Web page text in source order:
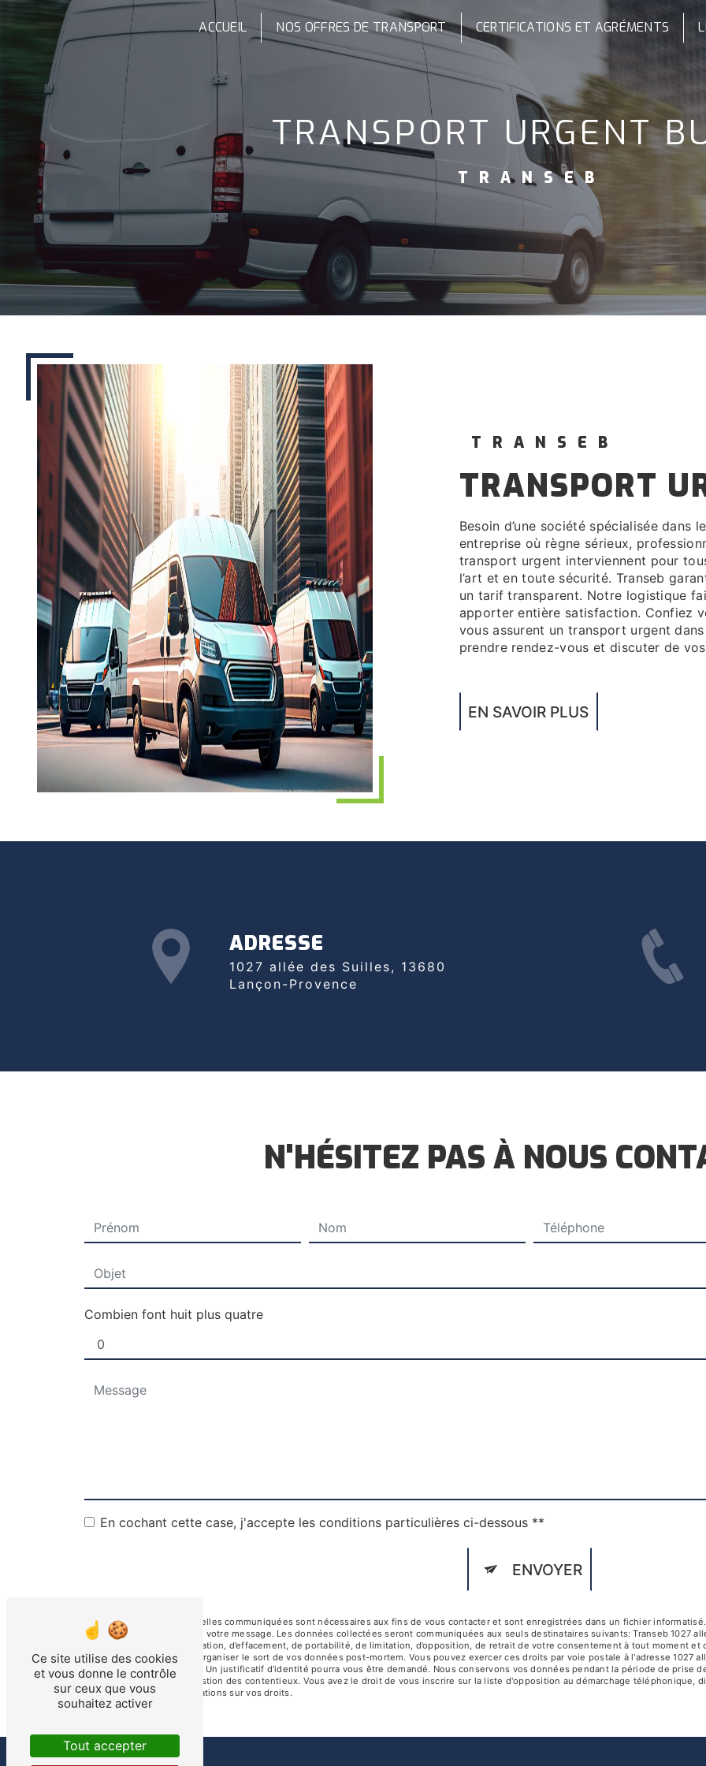
ACCUEIL NOS OFFRES DE TRANSPORT CERTIFICATIONS ET AGRÉMENTS
TRANSPORT URGENT
TRANSEB
TRANSEB
TRANSPORT
Besoin d’une société spécialisée dans le transport urgent à Bugey. Transeb, c’est une
entreprise où règne sérieux,
transport urgent interviennent pour
l’art et en toute sécurité. Transeb
un tarif transparent. Notre logistique
apporter entière satisfaction. Confiez
vous assurent un transport urgent
prendre rendez-vous et discuter de
EN SAVOIR PLUS
ADRESSE
1027 allée des Suilles, 13680
Lançon-Provence
N'HÉSITEZ PAS À NOUS
Combien font huit plus quatre
En cochant cette case, j'accepte les conditions particulières ci-dessous **
ENVOYER
** Les données personnelles communiquées sont nécessaires aux fins de vous contacter et sont enregistrées dans un fichier
le seul but de répondre à votre message. Les données collectées seront communiquées aux seuls destinataires suivants: Transeb 1027
droits d’accès, de rectification, d’effacement, de portabilité, de limitation, d’opposition, de retrait de votre consentement à tout moment
de contrôle, ainsi que d’organiser le sort de vos données post-mortem. Vous pouvez exercer ces droits par voie postale à l'adresse 1027
électronique à l'adresse . Un justificatif d'identité pourra vous être demandé. Nous conservons vos données pendant la période de prise
fins probatoires et de gestion des contentieux. Vous avez le droit de vous inscrire sur la liste d'opposition au démarchage téléphonique,
cnil.fr pour plus d’informations sur vos droits.
Panneau de gestion des cookies
Ce site utilise des cookies
et vous donne le contrôle
sur ceux que vous
souhaitez activer
Tout accepter